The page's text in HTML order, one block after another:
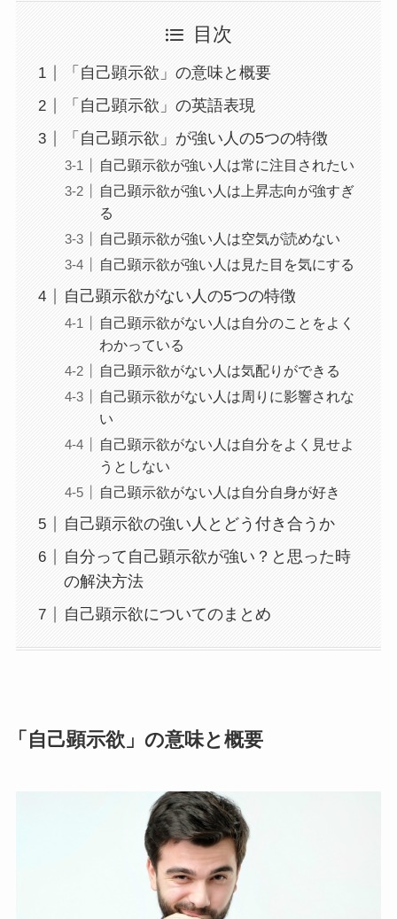
目次
「自己顕示欲」の意味と概要
「自己顕示欲」の英語表現
「自己顕示欲」が強い人の5つの特徴
自己顕示欲が強い人は常に注目されたい
自己顕示欲が強い人は上昇志向が強すぎ
る
自己顕示欲が強い人は空気が読めない
自己顕示欲が強い人は見た目を気にする
自己顕示欲がない人の5つの特徴
自己顕示欲がない人は自分のことをよく
わかっている
自己顕示欲がない人は気配りができる
自己顕示欲がない人は周りに影響されな
い
自己顕示欲がない人は自分をよく見せよ
うとしない
自己顕示欲がない人は自分自身が好き
自己顕示欲の強い人とどう付き合うか
自分って自己顕示欲が強い？と思った時
の解決方法
自己顕示欲についてのまとめ
「自己顕示欲」の意味と概要